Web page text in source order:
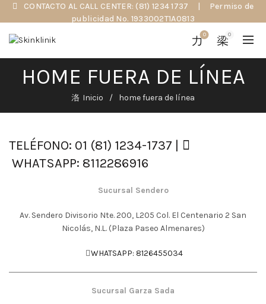
CONTACTO AL CALL CENTER: (81) 1234 1737 |
Permiso de
publicidad No. 1933002T1A0813
0 0
HOME FUERA DE LÍNEA
Inicio home fuera de línea
TELÉFONO: 01 (81) 1234-1737 |
WHATSAPP: 8112286916
Sucursal Sendero
Av. Sendero Divisorio Nte. 200, L205 Col. El Centenario 2 San
Nicolás, N.L. (Plaza Paseo Almenares)
WHATSAPP: 8126455034
Sucursal Garza Sada